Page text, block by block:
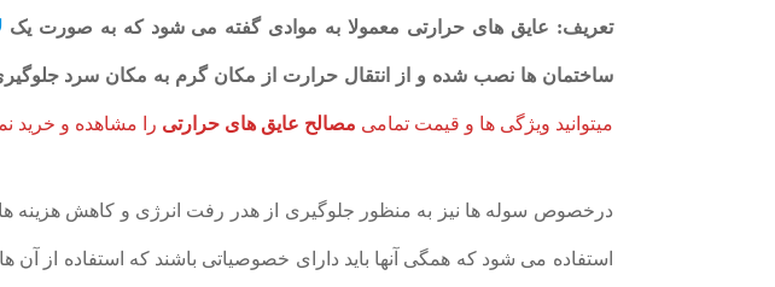
تعریف: عایق های حرارتی معمولا به موادی گفته می شود که به صورت یک
ساختمان ها نصب شده و از انتقال حرارت از مکان گرم به مکان سرد
میتوانید ویژگی ها و قیمت تمامی مصالح عایق های حرارتی را مشاهده و خرید
درخصوص سوله ها نیز به منظور جلوگیری از هدر رفت انرژی و کاهش هزینه
استفاده می شود که همگی آنها باید دارای خصوصیاتی باشند که استفاده از آن